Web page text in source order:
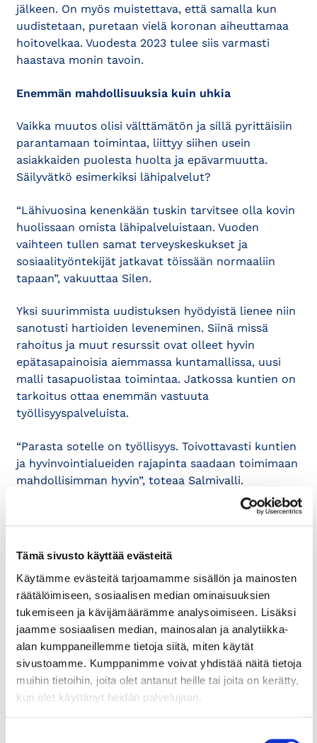
Tämä sivusto käyttää evästeitä
Käytämme evästeitä tarjoamamme sisällön ja mainosten
räätälöimiseen, sosiaalisen median ominaisuuksien
tukemiseen ja kävijämäärämme analysoimiseen. Lisäksi
jaamme sosiaalisen median, mainosalan ja analytiikka-
alan kumppaneillemme tietoja siitä, miten käytät
sivustoamme. Kumppanimme voivat yhdistää näitä tietoja
muihin tietoihin, joita olet antanut heille tai joita on kerätty,
kun olet käyttänyt heidän palvelujaan.
jälkeen. On myös muistettava, että samalla kun
uudistetaan, puretaan vielä koronan aiheuttamaa
hoitovelkaa. Vuodesta 2023 tulee siis varmasti
haastava monin tavoin.
Enemmän mahdollisuuksia kuin uhkia
Vaikka muutos olisi välttämätön ja sillä pyrittäisiin
parantamaan toimintaa, liittyy siihen usein
asiakkaiden puolesta huolta ja epävarmuutta.
Säilyvätkö esimerkiksi lähipalvelut?
“Lähivuosina kenenkään tuskin tarvitsee olla kovin
huolissaan omista lähipalveluistaan. Vuoden
vaihteen tullen samat terveyskeskukset ja
sosiaalityöntekijät jatkavat töissään normaaliin
tapaan”, vakuuttaa Silen.
Yksi suurimmista uudistuksen hyödyistä lienee niin
sanotusti hartioiden leveneminen. Siinä missä
rahoitus ja muut resurssit ovat olleet hyvin
epätasapainoisia aiemmassa kuntamallissa, uusi
malli tasapuolistaa toimintaa. Jatkossa kuntien on
tarkoitus ottaa enemmän vastuuta
työllisyyspalveluista.
“Parasta sotelle on työllisyys. Toivottavasti kuntien
ja hyvinvointialueiden rajapinta saadaan toimimaan
mahdollisimman hyvin”, toteaa Salmivalli.
Toiveissa on myös se, että onnistumista mitattaisiin
monipuolisilla hyvinvointimittareilla. Se, millä
vaikea arvioida. Lopullisen tavoitteen pitäisi
kuitenkin olla asukkaiden hyvinvoinnin
parantuminen.
Kauppakamarin viesti hyvinvointialueiden
suunnittelijoille on selkeä:
“Tsemppiä ja kylmää päätä sinne! Pitäkää yritykset
ja kolmas sektori mielessä, kun mietitte palveluiden